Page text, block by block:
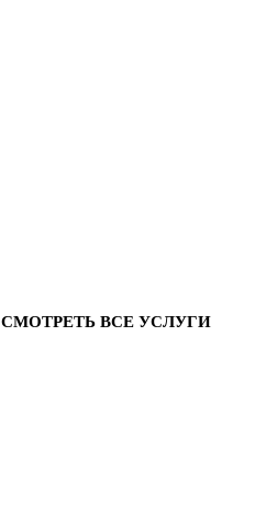
СМОТРЕТЬ ВСЕ УСЛУГИ